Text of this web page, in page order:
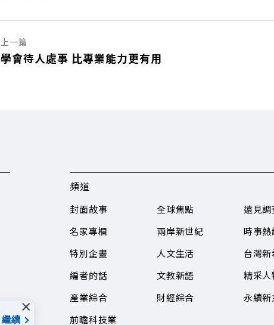
上一篇
學會待人處事 比專業能力更有用
頻道
封面故事
名家專欄
特別企畫
編者的話
產業綜合
前瞻科技業
全球焦點
兩岸新世紀
人文生活
文教新語
財經綜合
遠見調
時事熱
台灣
精采人
永續新
繼續
×